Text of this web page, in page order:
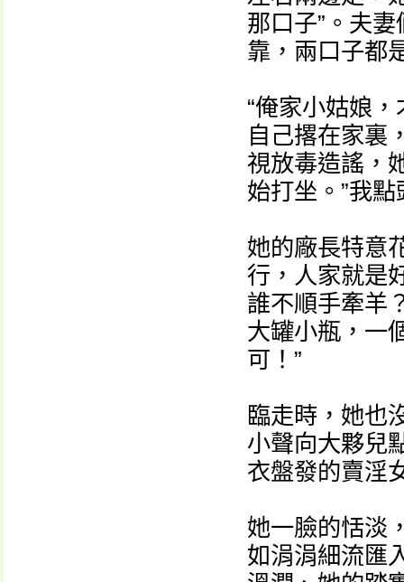
那口子”。夫
靠，兩口子都
“俺家小姑娘
自己撂在家裏
視放毒造謠，
始打坐。”我
她的廠長特意
行，人家就是
誰不順手牽羊
大罐小瓶，一
可！”
臨走時，她也
小聲向大夥兒
衣盤發的賣淫
她一臉的恬淡
如涓涓細流匯